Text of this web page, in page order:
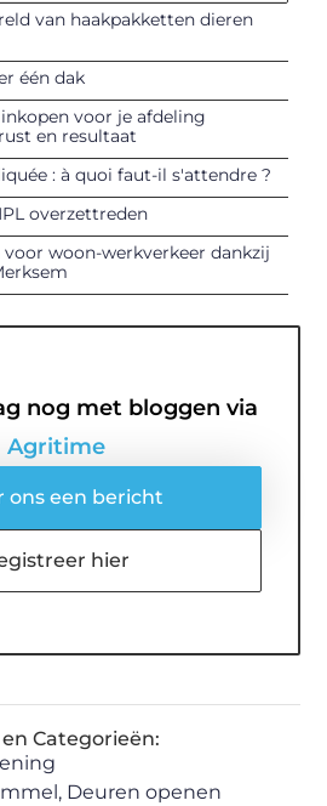
van haakpakketten dieren
één dak
voor je afdeling
en resultaat
: à quoi faut-il s'attendre ?
overzettreden
woon-werkverkeer dankzij
nog met bloggen via
Agritime
ons een bericht
hier
en Categorieën:
, Deuren openen